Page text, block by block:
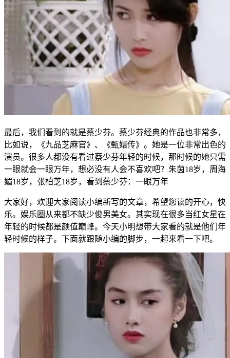
最后，我们看到的就是蔡少芬。蔡少芬经典的作品也非常多，
比如说，《九品芝麻官》、《甄嬛传》。她是一位非常出色的
演员。很多人都没有看过蔡少芬年轻的时候，那时候的她只需
一眼就会一眼万年，想必没有人会不喜欢吧？朱茵18岁，周海
媚18岁，张柏芝18岁，看到蔡少芬：一眼万年
大家好，欢迎大家阅读小编新写的文章，希望您读的开心，快
乐。娱乐圈从来都不缺少俊男美女。其实现在很多当红女星在
年轻的时候都是颜值巅峰。今天小明想带大家看的就是他们年
轻时候的样子。下面就跟随小编的脚步，一起来看一下吧。